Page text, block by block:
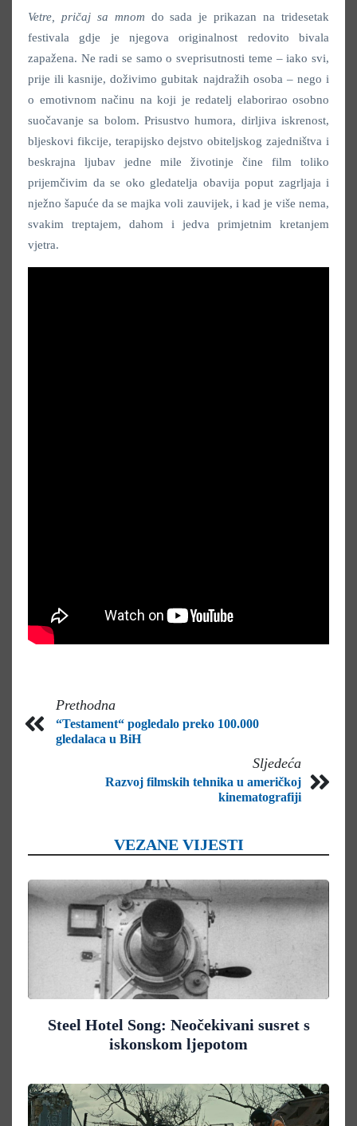
Vetre, pričaj sa mnom do sada je prikazan na tridesetak
festivala gdje je njegova originalnost redovito bivala
zapažena. Ne radi se samo o sveprisutnosti teme – iako svi,
prije ili kasnije, doživimo gubitak najdražih osoba – nego i
o emotivnom načinu na koji je redatelj elaborirao osobno
suočavanje sa bolom. Prisustvo humora, dirljiva iskrenost,
bljeskovi fikcije, terapijsko dejstvo obiteljskog zajedništva i
beskrajna ljubav jedne mile životinje čine film toliko
prijemčivim da se oko gledatelja obavija poput zagrljaja i
nježno šapuće da se majka voli zauvijek, i kad je više nema,
svakim treptajem, dahom i jedva primjetnim kretanjem
vjetra.
Prethodna
“Testament“ pogledalo preko 100.000
gledalaca u BiH
Sljedeća
Razvoj filmskih tehnika u američkoj
kinematografiji
VEZANE VIJESTI
Steel Hotel Song: Neočekivani susret s
iskonskom ljepotom